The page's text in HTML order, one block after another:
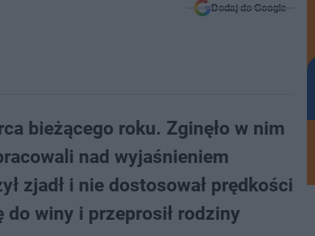
Dodaj do Google
bieżącego roku. Zginęło w nim
nad wyjaśnieniem
zjadł i nie dostosował prędkości
do winy i przeprosił rodziny